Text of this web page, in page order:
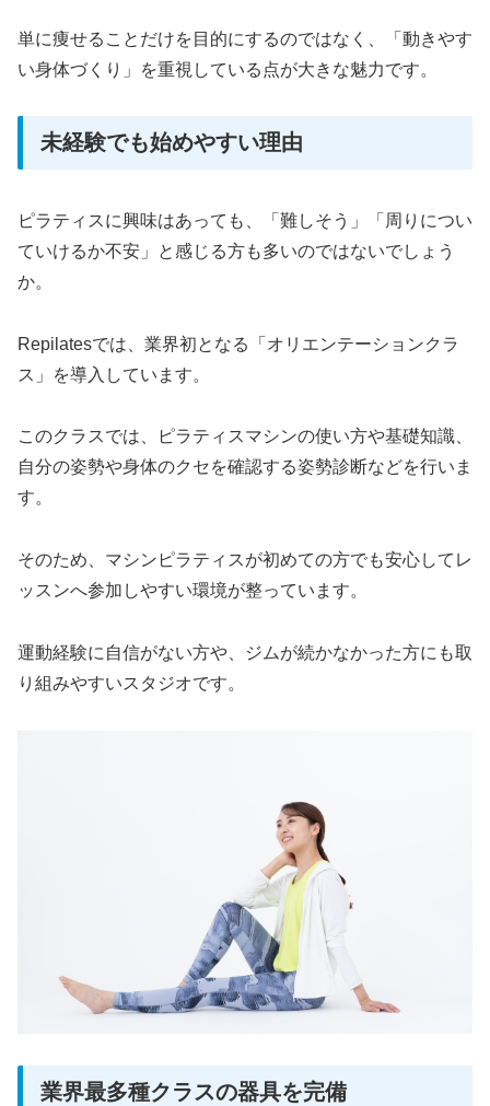
単に痩せることだけを目的にするのではなく、「動きやす
い身体づくり」を重視している点が大きな魅力です。
未経験でも始めやすい理由
ピラティスに興味はあっても、「難しそう」「周りについ
ていけるか不安」と感じる方も多いのではないでしょう
か。
Repilatesでは、業界初となる「オリエンテーションクラ
ス」を導入しています。
このクラスでは、ピラティスマシンの使い方や基礎知識、
自分の姿勢や身体のクセを確認する姿勢診断などを行いま
す。
そのため、マシンピラティスが初めての方でも安心してレ
ッスンへ参加しやすい環境が整っています。
運動経験に自信がない方や、ジムが続かなかった方にも取
り組みやすいスタジオです。
業界最多種クラスの器具を完備